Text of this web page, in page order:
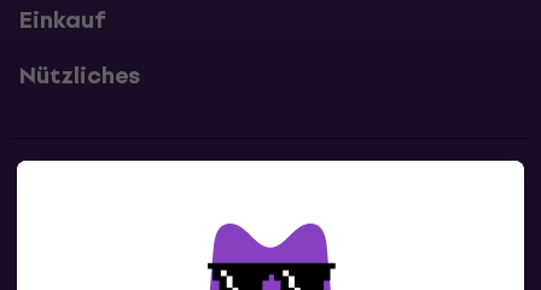
Einkauf
Nützliches
Kontaktiere uns